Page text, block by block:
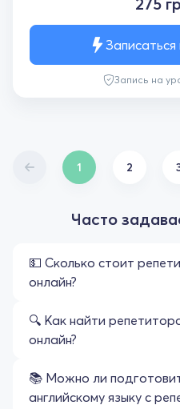
Запись на
Записаться
1 2
Часто
💵 Сколько стоит
онлайн?
🔍 Как найти
онлайн?
📚 Можно ли
английскому языку с